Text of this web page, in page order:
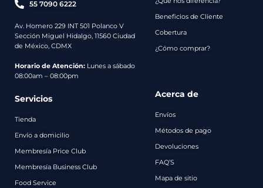
55 7090 6222
Av. Homero 229 INT 501 Polanco V
Sección Miguel Hidalgo, 11560 Ciudad
de México, CDMX
Horario de Atención: Lunes a sábado
08:00am – 08:00pm
Beneficios de Cliente
Cobertura
¿Cómo comprar?
Servicios
Tienda
Envío a domicilio
Membresía Price Club
Membresía Business Club
Food Service
Acerca de
Envíos
Métodos de pago
Devoluciones
FAQ’S
Mapa de sitio
Métodos
de